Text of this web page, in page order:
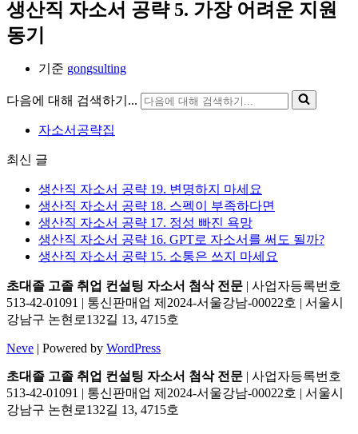
생산직 자소서 공략 5. 가장 어려운 지원
동기
기준 gongsulting
다음에 대해 검색하기...
자소서공략집
최신 글
생산직 자소서 공략 19. 변명하지 마세요
생산직 자소서 공략 18. 스펙이 부족하다면
생산직 자소서 공략 17. 정성 빠진 욕망
생산직 자소서 공략 16. GPT로 자소서를 써도 될까?
생산직 자소서 공략 15. 소통은 쓰지 마세요
초대졸 고졸 취업 컨설팅 자소서 첨삭 전문 | 사업자등록번호
513-42-01091 | 통신판매업 제2024-서울강남-00022호 | 서울시
강남구 논현로132길 13, 4715호
Neve | Powered by WordPress
초대졸 고졸 취업 컨설팅 자소서 첨삭 전문 | 사업자등록번호
513-42-01091 | 통신판매업 제2024-서울강남-00022호 | 서울시
강남구 논현로132길 13, 4715호